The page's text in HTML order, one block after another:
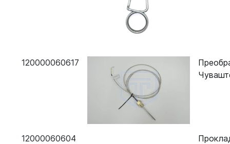
Пароконвектомат Abat ПКА 10-1/1ПП
Пароконвектомат Abat ПКА 6-1/1ПП
Конвекционная печь Abat КЭП-10
Конвекционная печь Abat КЭП-6Э
Конвекционная печь Abat КЭП-6П
120000060617
12000060604